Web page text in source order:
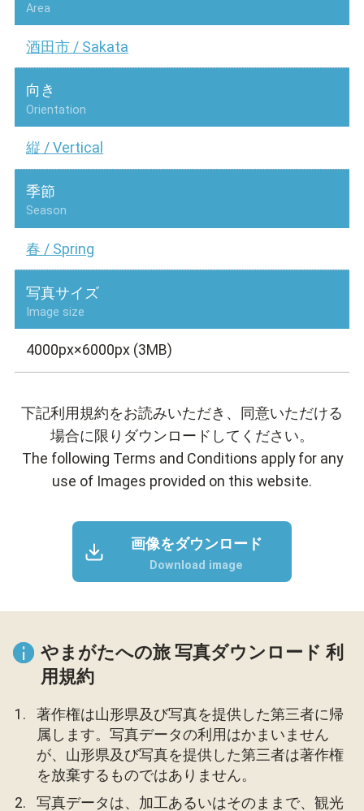
Area
酒田市 / Sakata
向き
Orientation
縦 / Vertical
季節
Season
春 / Spring
写真サイズ
Image size
4000px×6000px (3MB)
下記利用規約をお読みいただき、同意いただける
場合に限りダウンロードしてください。
The following Terms and Conditions apply for any
use of Images provided on this website.
画像をダウンロード
Download image
やまがたへの旅 写真ダウンロード 利
用規約
著作権は山形県及び写真を提供した第三者に帰
属します。写真データの利用はかまいません
が、山形県及び写真を提供した第三者は著作権
を放棄するものではありません。
写真データは、加工あるいはそのままで、観光